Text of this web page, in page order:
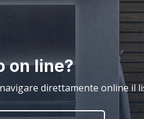
on line?
direttamente online il